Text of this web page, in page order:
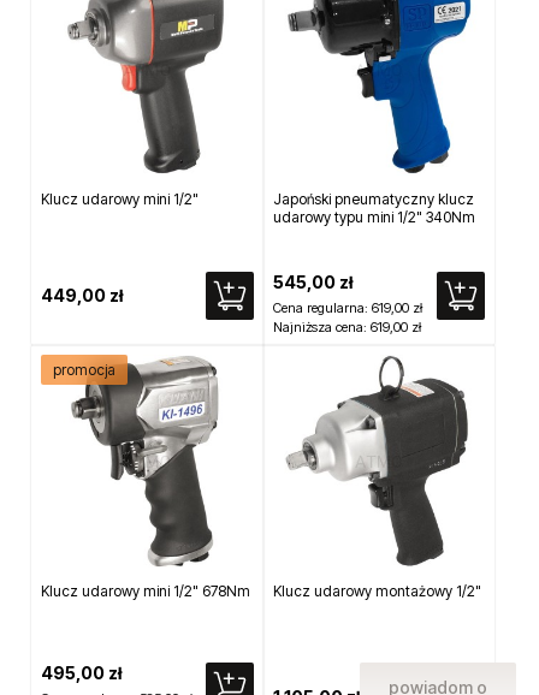
Klucz udarowy mini 1/2"
449,00 zł
Japoński pneumatyczny klucz
udarowy typu mini 1/2" 340Nm
545,00 zł
Cena regularna: 619,00 zł
Najniższa cena: 619,00 zł
Klucz udarowy mini 1/2" 678Nm
495,00 zł
promocja
Klucz udarowy montażowy 1/2"
powiadom o